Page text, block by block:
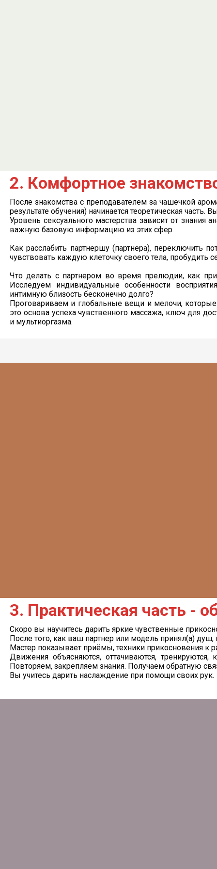
2. Комфортное
После знакомства с преподавателем за чашечкой
результате обучения) начинается теоретическая
Уровень сексуального мастерства зависит от знания
важную базовую информацию из этих сфер.
Как расслабить партнершу (партнера), переключить
чувствовать каждую клеточку своего тела, пробудить
Что делать с партнером во время прелюдии, как
Исследуем индивидуальные особенности
интимную близость бесконечно долго?
Проговариваем и глобальные вещи и мелочи,
это основа успеха чувственного массажа, ключ для
и мультиоргазма.
3. Практическая часть -
Скоро вы научитесь дарить яркие чувственные
После того, как ваш партнер или модель принял(а) душ,
Мастер показывает приёмы, техники прикосновения к
Движения объясняются, оттачиваются,
Повторяем, закрепляем знания. Получаем обратную
Вы учитесь дарить наслаждение при помощи своих рук.